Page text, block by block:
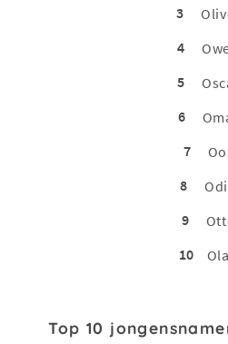
3
4
5
6
7
8
9
10
Top 10